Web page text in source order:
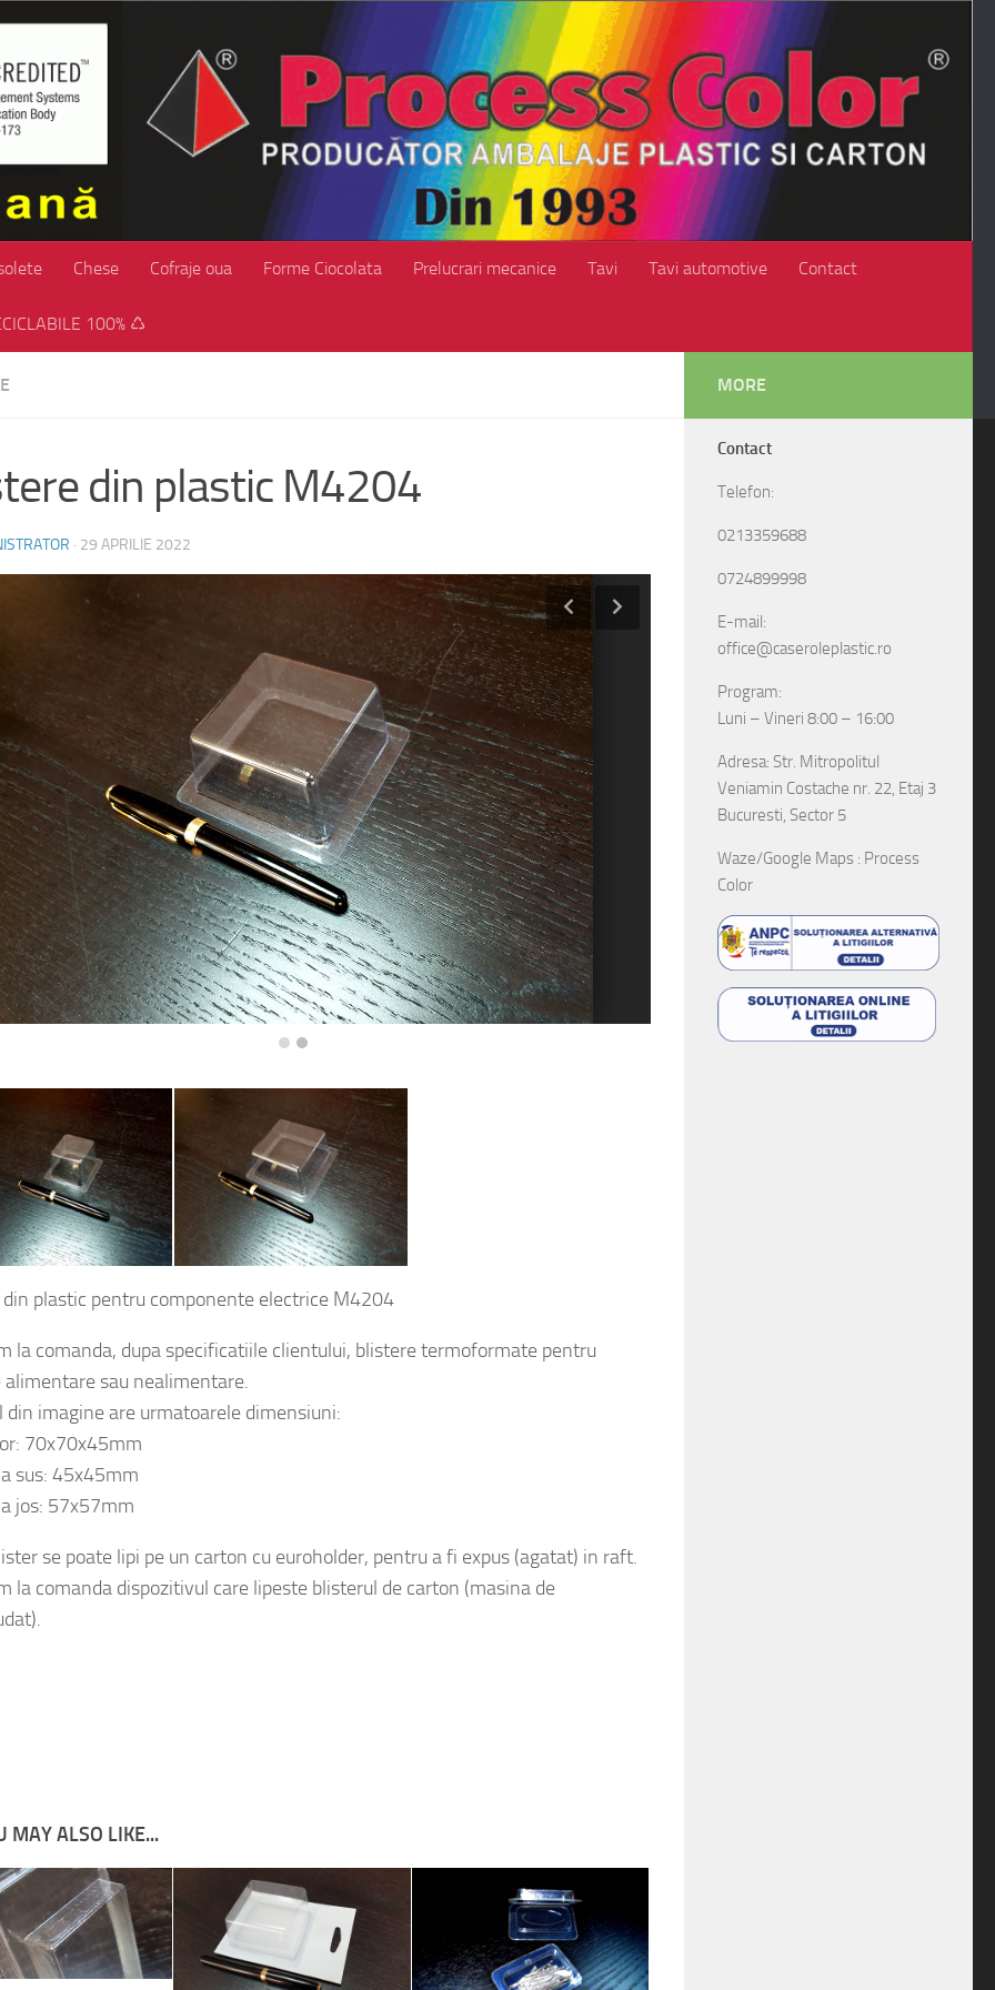
Chese Cofraje oua Forme Ciocolata Prelucrari mecanice Tavi Tavi automotive Contact
100% ♺
din plastic M4204
· 29 APRILIE 2022
din plastic pentru componente electrice M4204
la comanda, dupa specificatiile clientului, blistere termoformate pentru
alimentare sau nealimentare.
din imagine are urmatoarele dimensiuni:
70x70x45mm
sus: 45x45mm
jos: 57x57mm
se poate lipi pe un carton cu euroholder, pentru a fi expus (agatat) in raft.
la comanda dispozitivul care lipeste blisterul de carton (masina de
– Serban
MORE
Contact
Telefon:
0213359688
0724899998
E-mail:
office@caseroleplastic.ro
Program:
Luni – Vineri 8:00 – 16:00
Adresa: Str. Mitropolitul
Veniamin Costache nr. 22, Etaj 3
Bucuresti, Sector 5
Waze/Google Maps : Process
Color